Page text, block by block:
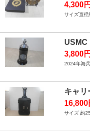
4,300
サイズ直径
USMC
3,800
2024年海
キャリ
16,800
サイズ 約